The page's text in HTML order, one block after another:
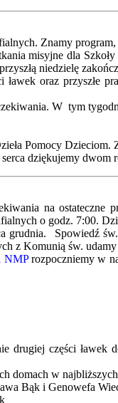
Znamy
misyjne dla
niedzielę
oraz
W tym
Pomocy Dzieciom.
dziękujemy
na ostateczne
o godz. 7:00.
grudnia. Spowiedź
z Komunią św.
NMProzpoczniemy w
drugiej części
domach w
Bąk i Genowefa